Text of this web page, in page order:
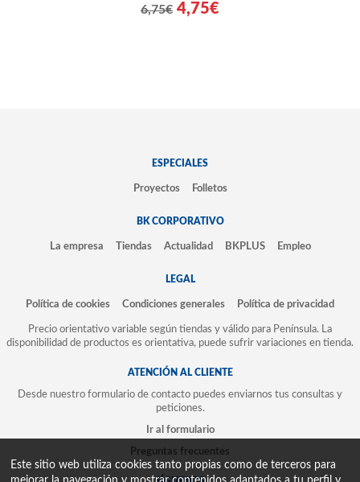
6,75€ 4,75€
ESPECIALES
Proyectos Folletos
BK CORPORATIVO
La empresa Tiendas Actualidad BKPLUS Empleo
LEGAL
Política de cookies Condiciones generales Política de privacidad
Precio orientativo variable según tiendas y válido para Península. La
disponibilidad de productos es orientativa, puede sufrir variaciones en tienda.
ATENCIÓN AL CLIENTE
Desde nuestro formulario de contacto puedes enviarnos tus consultas y
peticiones.
Ir al formulario
Preguntas frecuentes
Este sitio web utiliza cookies tanto propias como de terceros para